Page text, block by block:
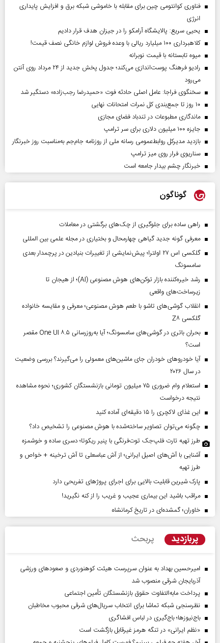
فناوری کوانتومی چین برای مقابله با خاموشی شبکه برق و افزایش پایداری
انرژی
یحیی سریع: پالایشگاه آرامکو را در جیزان هدف قرار دادیم
کلاهبرداری ۱۰۰ میلیارد ریالی با وعده فروش لوازم خانگی نصف قیمت!
میوه تابستانه با قیمت نوبرانه
رادیو فرهنگ پوست‌اندازی می‌کند؛ جدول پخش جدید از ۲۴ مرداد روی آنتن
می‌رود
سخنگوی فراجا: عامل اصلی حادثه فوت «حمیدرضا رجب‌زاده» دستگیر شد
۱۰ روز تا جمع‌بندی کل نمرات امتحانات نهایی
ماندگاری مطبوعات در تندباد فضای مجازی
جایزه ۱۰۰ میلیون دلاری برای سر ترامپ
بازدید مدیرکل روابط‌عمومی رسانه ملی از روزنامه جام‌جم به‌مناسبت روز خبرنگار
سناریوی فرار روی میز ترامپ
خبرنگار چشم بیدار جامعه است
گوناگون
راهی ساده برای جلوگیری از چک‌های برگشتی در معاملات
معرفی گونه جدید گیاهی چهارمحال و بختیاری در مجله علمی بین المللی
گلکسی اس ۲۷ اولترا؛ پیش‌نمایشی از تغییرات بنیادین در پرچمدار بعدی
سامسونگ
رشد خیره‌کننده بازار توکن‌های هوش مصنوعی (AI)؛ از هیجان تا
زیرساخت‌های واقعی
انقلاب گوشی‌های تاشو‌ با طعم هوش مصنوعی؛ معرفی و مقایسه خانواده
گلکسی Z۸
بحران باتری در گوشی‌های سامسونگ؛ آیا به‌روزرسانی One UI ۸.۵ مقصر
است؟
آیا خودروهای خودران جای ماشین‌های معمولی را می‌گیرند؟ بررسی وضعیت
در سال ۲۰۲۶
استعلام وام ضروری ۷۵ میلیون تومانی بازنشستگان کشوری؛ نحوه مشاهده
نتیجه درخواست
این غذای لاکچری را ۱۵ دقیقه‌ای آماده کنید
چگونه می‌توان تصاویر ساخته‌شده با هوش مصنوعی را تشخیص داد؟
طرز تهیه تارت فلپ‌جک توت‌فرنگی با پنیر ریکوتا؛ دسری ساده و خوشمزه
آشنایی با آش‌های اصیل ایرانی؛ از آش عباسعلی تا آش ترخینه + خواص و
طرز تهیه
پارک شیرین قابلیت‌ بالایی برای اجرای پروژهای تفریحی دارد
مراقب باشید این بیماری عجیب و غریب را از کنه نگیرید!
خاوران؛ گمشده‌ای در تاریخ کرمانشاه
پربازدید پربحث
امیرحسین بهداد به عنوان سرپرست هیئت کوهنوردی و صعودهای ورزشی
آذربایجان شرقی منصوب شد
پرداخت مابه‌التفاوت حقوق بازنشستگان تأمین اجتماعی
نظرسنجی شبکه تماشا برای انتخاب سریال‌های شرقی محبوب مخاطبان
باج‌نیوزها؛ باج‌گیری در لباس افشاگری
«نظم ایرانی» در تنگه هرمز غیرقابل بازگشت است